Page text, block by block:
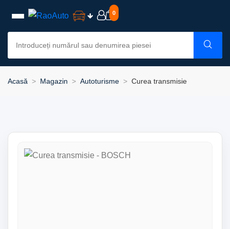
0
Acasă Magazin Autoturisme Curea transmisie